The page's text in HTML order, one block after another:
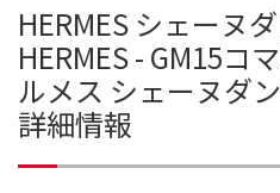
HERMES シェーヌ
HERMES - GM15コ
ルメス シェーヌダ
詳細情報